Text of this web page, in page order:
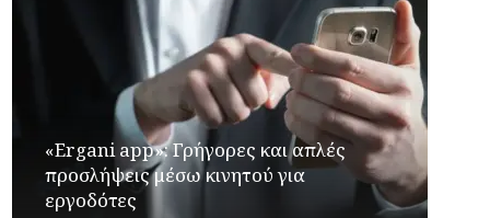
«Ergani app»: Γρήγορες και απλές
προσλήψεις μέσω κινητού για
εργοδότες